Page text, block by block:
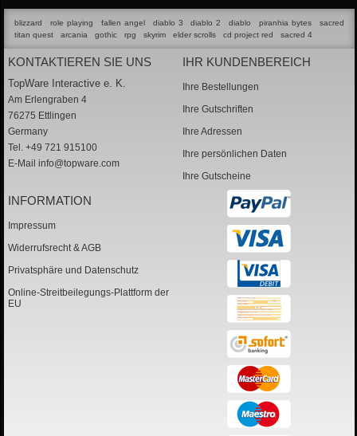
blizzard role playing fallen angel diablo 3 diablo 2 diablo piranhia bytes
sacred
titan quest
arcania gothic rpg skyrim elder scrolls cd project red sacred 4
KONTAKTIEREN SIE UNS
TopWare Interactive e. K.
Am Erlengraben 4
76275 Ettlingen
Germany
Tel. +49 721 915100
E-Mail info@topware.com
IHR KUNDENBEREICH
Ihre Bestellungen
Ihre Gutschriften
Ihre Adressen
Ihre persönlichen Daten
Ihre Gutscheine
INFORMATION
Impressum
Widerrufsrecht & AGB
Privatsphäre und Datenschutz
Online-Streitbeilegungs-Plattform der
EU